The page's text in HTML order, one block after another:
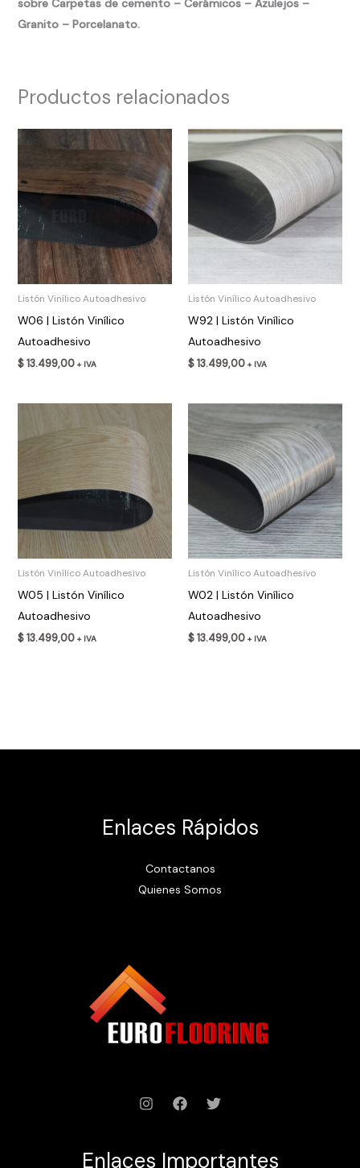
sobre Carpetas de cemento – Cerámicos – Azulejos –
Granito – Porcelanato.
Productos relacionados
Listón Vinílico Autoadhesivo
W06 | Listón Vinílico
Autoadhesivo
$13.499,00 + IVA
Listón Vinílico Autoadhesivo
W92 | Listón Vinílico
Autoadhesivo
$13.499,00 + IVA
Listón Vinílico Autoadhesivo
W05 | Listón Vinílico
Autoadhesivo
$13.499,00 + IVA
Listón Vinílico Autoadhesivo
W02 | Listón Vinílico
Autoadhesivo
$13.499,00 + IVA
Enlaces Rápidos
Contactanos
Quienes Somos
Enlaces Importantes